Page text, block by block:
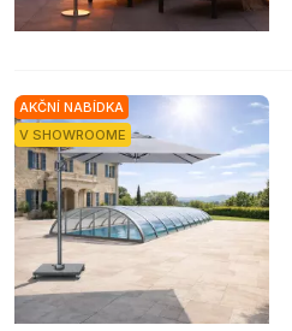
AKČNÍ NABÍDKA
V SHOWROOME